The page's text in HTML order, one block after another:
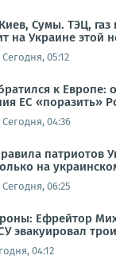
Сумы. ТЭЦ, газ
на Украине этой
Сегодня, 05:12
к Европе:
ЕС «поразить»
Сегодня, 04:36
патриотов
на
Сегодня, 06:25
Ефрейтор
эвакуировал
04:12